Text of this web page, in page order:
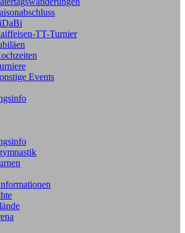
TT-Turnier
Events